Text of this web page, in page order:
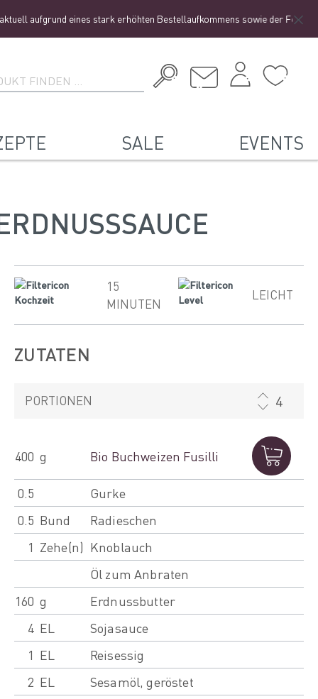
eines stark erhöhten Bestellaufkommens sowie der Ferienzeit zu einer
SALE EVENTS
15
MINUTEN
LEICHT
ZUTATEN
PORTIONEN
400 g Bio Buchweizen Fusilli
0.5
Gurke
0.5 Bund
Radieschen
1 Zehe(n) Knoblauch
Öl zum Anbraten
160 g
Erdnussbutter
4 EL
Sojasauce
1 EL
Reisessig
2 EL
Sesamöl, geröstet